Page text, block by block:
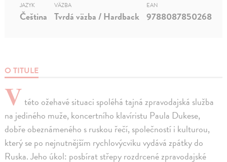
O TITULE
Vtéto ožehavé situaci spoléhá tajná zpravodajská služba
na jediného muže, koncertního klavíristu Paula Dukese,
dobře obeznámeného s ruskou řečí, společností i kulturou,
který se po nejnutnějším rychlovýcviku vydává zpátky do
Ruska. Jeho úkol: posbírat střepy rozdrcené zpravodajské
JAZYK
Čeština
VÄZBA
Tvrdá väzba / Hardback
EAN
9788087850268